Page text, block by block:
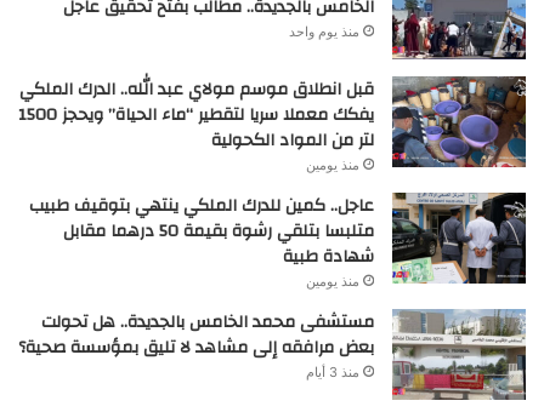
الخامس بالجديدة.. مطالب بفتح تحقيق عاجل
منذ يوم واحد
قبل انطلاق موسم مولاي عبد الله.. الدرك الملكي
يفكك معملا سريا لتقطير “ماء الحياة” ويحجز 1500
لتر من المواد الكحولية
منذ يومين
عاجل.. كمين للدرك الملكي ينتهي بتوقيف طبيب
متلبسا بتلقي رشوة بقيمة 50 درهما مقابل
شهادة طبية
منذ يومين
مستشفى محمد الخامس بالجديدة.. هل تحولت
بعض مرافقه إلى مشاهد لا تليق بمؤسسة صحية؟
منذ 3 أيام